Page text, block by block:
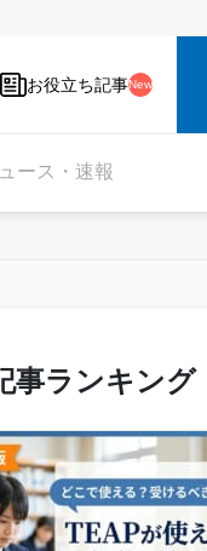
お役立ち記事New
ース・速報
事ランキング